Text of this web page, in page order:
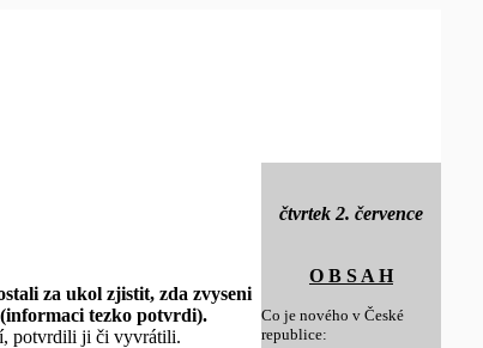
čtvrtek 2. července
O B S A H
Co je nového v České
republice:
za ukol zjistit, zda zvyseni
tezko potvrdi).
potvrdili ji či vyvrátili.